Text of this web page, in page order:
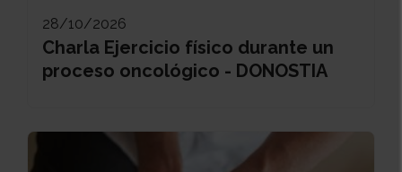
28/10/2026
Charla Ejercicio físico durante un
proceso oncológico - DONOSTIA